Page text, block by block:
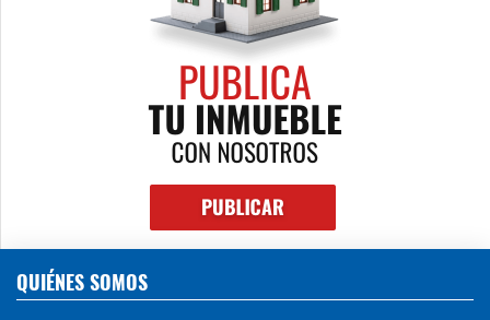
QUIÉNES SOMOS